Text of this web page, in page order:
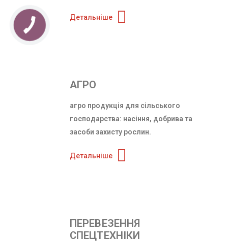
Детальніше
АГРО
агро продукція для сільського
господарства: насіння, добрива та
засоби захисту рослин.
Детальніше
ПЕРЕВЕЗЕННЯ
СПЕЦТЕХНІКИ